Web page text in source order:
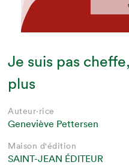
Je suis pas
plus
Auteur·rice
Geneviève Pettersen
Maison d'édition
SAINT-JEAN ÉDITEUR